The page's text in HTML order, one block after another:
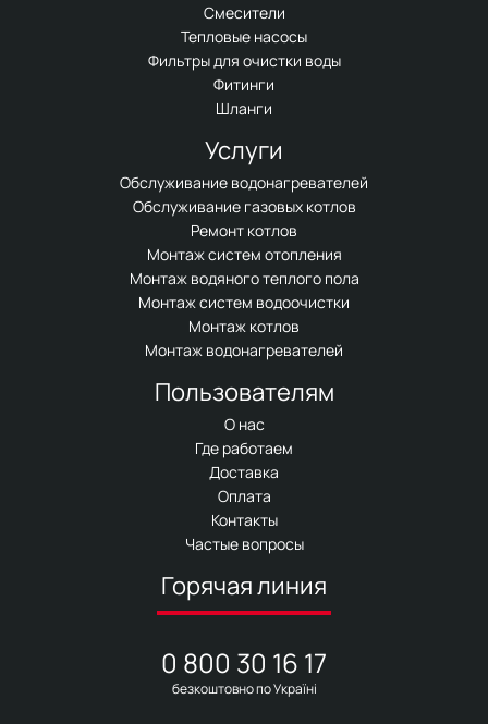
Смесители
Тепловые насосы
Фильтры для очистки воды
Фитинги
Шланги
Услуги
Обслуживание водонагревателей
Обслуживание газовых котлов
Ремонт котлов
Монтаж систем отопления
Монтаж водяного теплого пола
Монтаж систем водоочистки
Монтаж котлов
Монтаж водонагревателей
Пользователям
О нас
Где работаем
Доставка
Оплата
Контакты
Частые вопросы
Горячая линия
0 800 30 16 17
безкоштовно по Україні